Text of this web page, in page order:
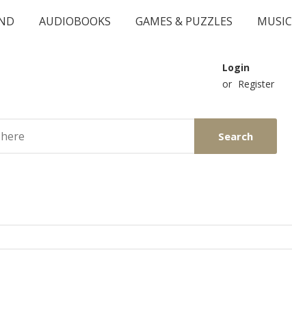
AUDIOBOOKS GAMES & PUZZLES MUSIC
Login
or Register
Search